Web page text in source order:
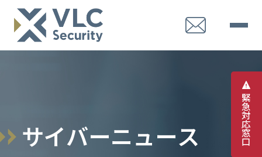
緊
急
対
応
窓
口
サイバーニュース